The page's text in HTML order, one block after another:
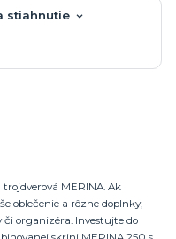
stiahnutie
MERINA. Ak
oblečenie a rôzne doplnky,
organizéra. Investujte do